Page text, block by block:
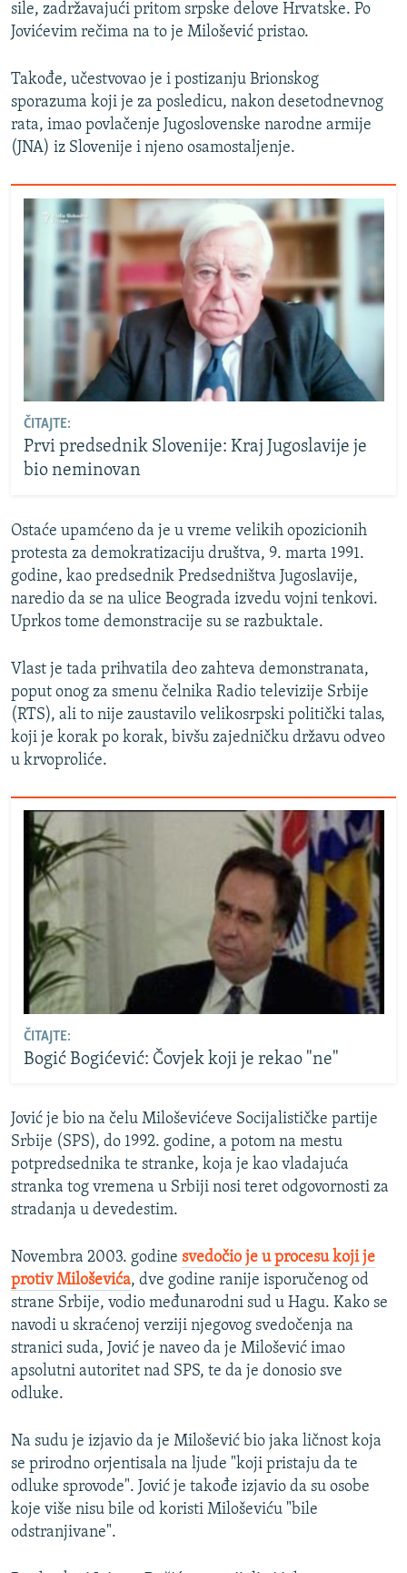
sile, zadržavajući pritom srpske delove Hrvatske. Po
Jovićevim rečima na to je Milošević pristao.
Takođe, učestvovao je i postizanju Brionskog
sporazuma koji je za posledicu, nakon desetodnevnog
rata, imao povlačenje Jugoslovenske narodne armije
(JNA) iz Slovenije i njeno osamostaljenje.
ČITAJTE:
Prvi predsednik Slovenije: Kraj Jugoslavije je
bio neminovan
Ostaće upamćeno da je u vreme velikih opozicionih
protesta za demokratizaciju društva, 9. marta 1991.
godine, kao predsednik Predsedništva Jugoslavije,
naredio da se na ulice Beograda izvedu vojni tenkovi.
Uprkos tome demonstracije su se razbuktale.
Vlast je tada prihvatila deo zahteva demonstranata,
poput onog za smenu čelnika Radio televizije Srbije
(RTS), ali to nije zaustavilo velikosrpski politički talas,
koji je korak po korak, bivšu zajedničku državu odveo
u krvoproliće.
ČITAJTE:
Bogić Bogićević: Čovjek koji je rekao "ne"
Jović je bio na čelu Miloševićeve Socijalističke partije
Srbije (SPS), do 1992. godine, a potom na mestu
potpredsednika te stranke, koja je kao vladajuća
stranka tog vremena u Srbiji nosi teret odgovornosti za
stradanja u devedestim.
Novembra 2003. godine svedočio je u procesu koji je
protiv Miloševića, dve godine ranije isporučenog od
strane Srbije, vodio međunarodni sud u Hagu. Kako se
navodi u skraćenoj verziji njegovog svedočenja na
stranici suda, Jović je naveo da je Milošević imao
apsolutni autoritet nad SPS, te da je donosio sve
odluke.
Na sudu je izjavio da je Milošević bio jaka ličnost koja
se prirodno orjentisala na ljude "koji pristaju da te
odluke sprovode". Jović je takođe izjavio da su osobe
koje više nisu bile od koristi Miloševiću "bile
odstranjivane".